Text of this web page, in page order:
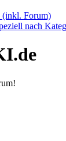
(inkl. Forum)
nach